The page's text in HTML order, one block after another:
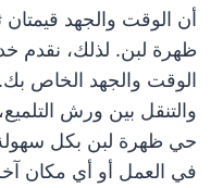
أن الوقت والجهد قيمتان
ظهرة لبن. لذلك، نقدم
الوقت والجهد الخاص
والتنقل بين ورش
حي ظهرة لبن بكل
في العمل أو أي مكان